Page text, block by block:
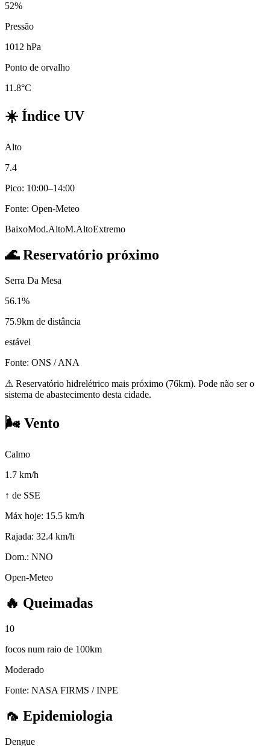
52%
Pressão
1012 hPa
Ponto de orvalho
11.8°C
☀️ Índice UV
Alto
7.4
Pico: 10:00–14:00
Fonte: Open-Meteo
BaixoMod.AltoM.AltoExtremo
🌊Reservatório próximo
Serra Da Mesa
56.1%
75.9km de distância
estável
Fonte: ONS / ANA
⚠ Reservatório hidrelétrico mais próximo (76km). Pode não ser o
sistema de abastecimento desta cidade.
🌬️ Vento
Calmo
1.7 km/h
↑ de SSE
Máx hoje: 15.5 km/h
Rajada: 32.4 km/h
Dom.: NNO
Open-Meteo
🔥 Queimadas
10
focos num raio de 100km
Moderado
Fonte: NASA FIRMS / INPE
🦟 Epidemiologia
Dengue